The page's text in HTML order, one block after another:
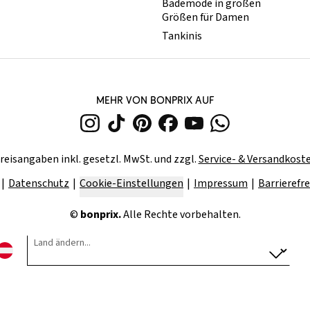
Bademode in großen
Größen für Damen
Tankinis
MEHR VON BONPRIX AUF
inkl. gesetzl. MwSt. und zzgl.Service- &
Datenschutz Cookie-Einstellungen Impressum
© bonprix.Alle Rechte vorbehalten.
Land ändern...